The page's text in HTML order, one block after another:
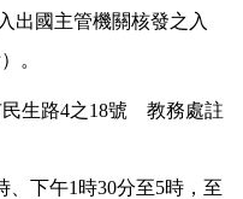
出國主管機關核發之入
。
民生路4之18號 教務處註
、下午1時30分至5時，至